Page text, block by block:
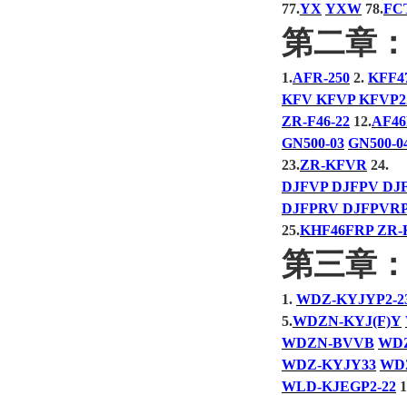
77.YX YXW 78.
第二章
1.AFR-250 2.
KFV KFVP
ZR-F46-22 12.
GN500-03 GN500-
23.ZR-KFVR 24.
DJFVP DJFPV
DJFPRV
25.KHF46FRP ZR-
第三章
1. WDZ-KYJYP2-
5.WDZN-KYJ(F)Y
WDZN-BVVB
WDZ-KYJY33
WLD-KJEGP2-22